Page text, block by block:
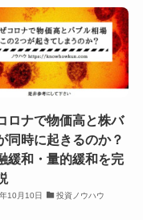
ロナで物価高と株バ
同時に起きるのか？
緩和・量的緩和を完
10月10日
投資ノウハウ